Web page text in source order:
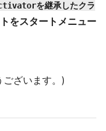
を継承したクラ
をスタートメニュー
ざいます。)